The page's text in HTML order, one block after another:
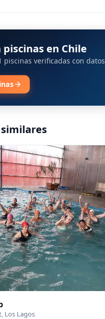
piscinas en Chile
piscinas verificadas con datos
Los Lagos